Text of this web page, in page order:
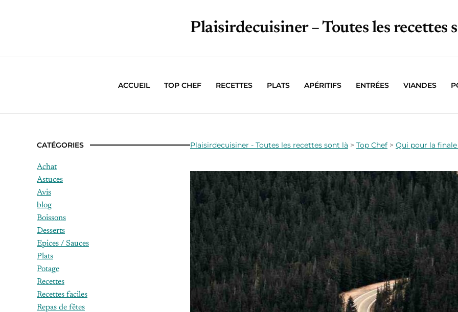
Plaisirdecuisiner – Toutes les recettes
ACCUEIL TOP CHEF RECETTES PLATS APÉRITIFS ENTRÉES VIANDES
Plaisirdecuisiner - Toutes les recettes sont là > Top Chef > Qui pour la finale
CATÉGORIES
Achat
Astuces
Avis
blog
Boissons
Desserts
Epices / Sauces
Plats
Potage
Recettes
Recettes faciles
Repas de fêtes